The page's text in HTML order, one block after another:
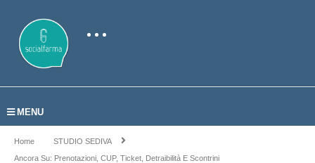
MENU
Home
STUDIO SEDIVA
Ancora Su: Prenotazioni, CUP, Ticket, Detraibilità E Scontrini